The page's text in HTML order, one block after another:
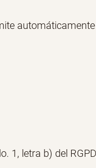
1, letra b) del